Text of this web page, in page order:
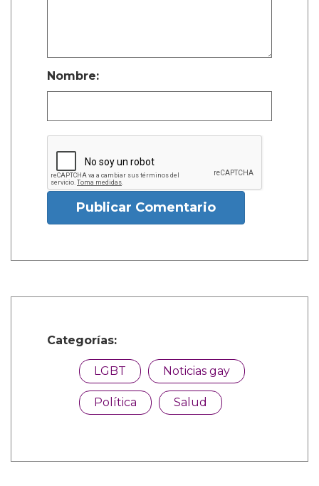
Nombre:
Publicar Comentario
Categorías:
LGBT Noticias gay
Política Salud